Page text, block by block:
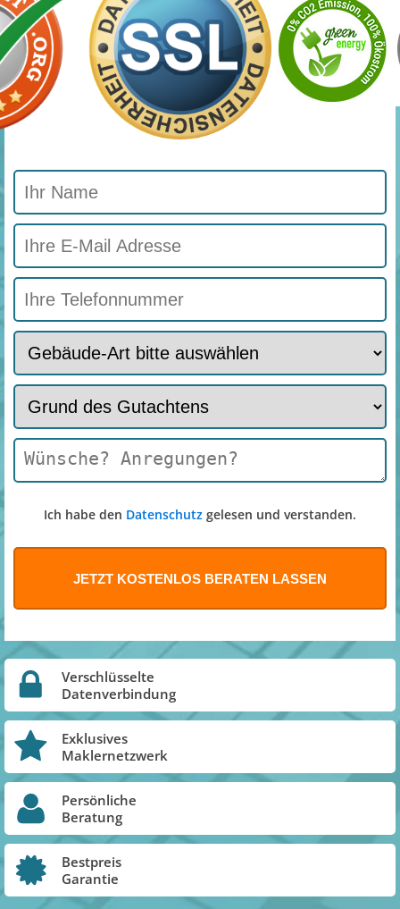
Ich habe den Datenschutz gelesen und verstanden.
Verschlüsselte
Datenverbindung
Exklusives
Maklernetzwerk
Persönliche
Beratung
Bestpreis
Garantie